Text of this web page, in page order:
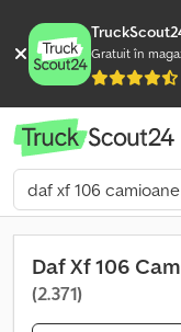
Gratuit în
Daf Xf 106
(2.371)